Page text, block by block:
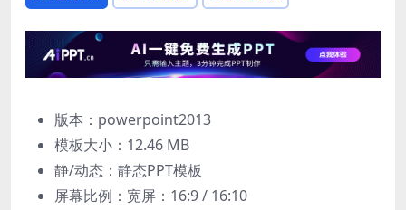
版本：powerpoint2013
模板大小： 12.46 MB
静/动态：静态PPT模板
屏幕比例：宽屏：16:9 / 16:10